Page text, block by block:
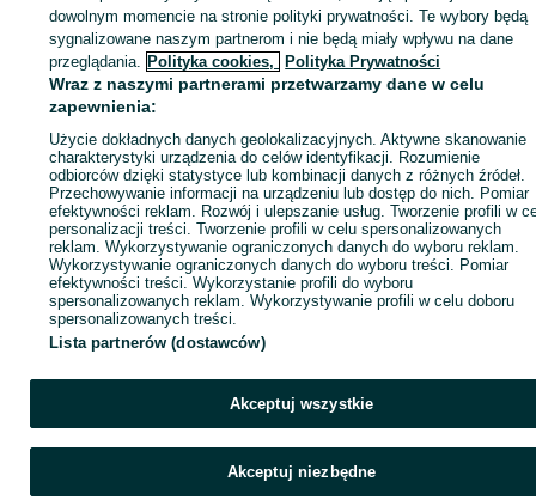
ID:1063395480 Wyświetlenia:
Zadzwoń / SMS
dowolnym momencie na stronie polityki prywatności. Te wybory będą
sygnalizowane naszym partnerom i nie będą miały wpływu na dane
przeglądania. Polityka cookies, Polityka Prywatności
Wraz z naszymi partnerami przetwarzamy dane w celu
zapewnienia:
Użycie dokładnych danych geolokalizacyjnych. Aktywne skanowanie
charakterystyki urządzenia do celów identyfikacji. Rozumienie
odbiorców dzięki statystyce lub kombinacji danych z różnych źródeł.
Przechowywanie informacji na urządzeniu lub dostęp do nich. Pomiar
efektywności reklam. Rozwój i ulepszanie usług. Tworzenie profili w
personalizacji treści. Tworzenie profili w celu spersonalizowanych
reklam. Wykorzystywanie ograniczonych danych do wyboru reklam.
Wykorzystywanie ograniczonych danych do wyboru treści. Pomiar
efektywności treści. Wykorzystanie profili do wyboru
spersonalizowanych reklam. Wykorzystywanie profili w celu doboru
spersonalizowanych treści.
Lista partnerów (dostawców)
Akceptuj wszystkie
Akceptuj niezbędne